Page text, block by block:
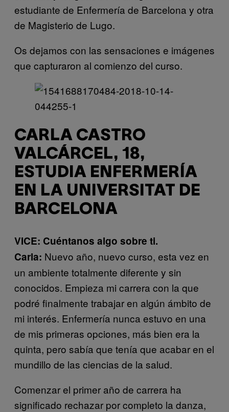
estudiante de Enfermería de Barcelona y otra
de Magisterio de Lugo.
Os dejamos con las sensaciones e imágenes
que capturaron al comienzo del curso.
CARLA CASTRO
VALCÁRCEL, 18,
ESTUDIA ENFERMERÍA
EN LA UNIVERSITAT DE
BARCELONA
VICE: Cuéntanos algo sobre ti.
Carla: Nuevo año, nuevo curso, esta vez en
un ambiente totalmente diferente y sin
conocidos. Empieza mi carrera con la que
podré finalmente trabajar en algún ámbito de
mi interés. Enfermería nunca estuvo en una
de mis primeras opciones, más bien era la
quinta, pero sabía que tenía que acabar en el
mundillo de las ciencias de la salud.
Comenzar el primer año de carrera ha
significado rechazar por completo la danza,